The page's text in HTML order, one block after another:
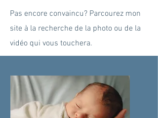
Pas encore convaincu? Parcourez mon
site à la recherche de la photo ou de la
vidéo qui vous touchera.